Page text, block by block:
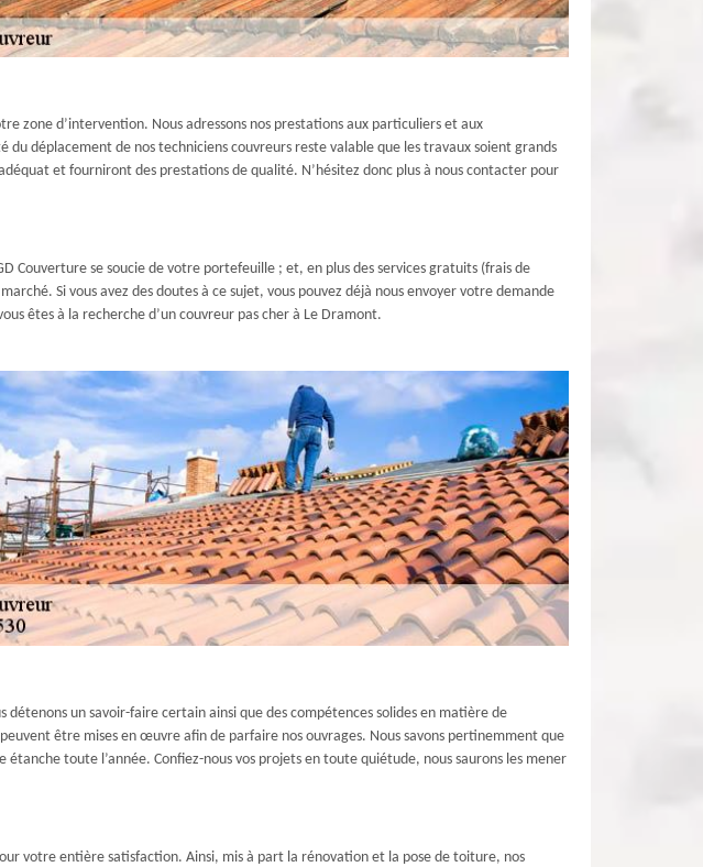
zone d’intervention. Nous adressons nos prestations aux particuliers et aux
déplacement de nos techniciens couvreurs reste valable que les travaux soient grands
et fourniront des prestations de qualité. N’hésitez donc plus à nous contacter pour
Couverture se soucie de votre portefeuille ; et, en plus des services gratuits (frais de
Si vous avez des doutes à ce sujet, vous pouvez déjà nous envoyer votre demande
êtes à la recherche d’un couvreur pas cher à Le Dramont.
un savoir-faire certain ainsi que des compétences solides en matière de
être mises en œuvre afin de parfaire nos ouvrages. Nous savons pertinemment que
toute l’année. Confiez-nous vos projets en toute quiétude, nous saurons les mener
votre entière satisfaction. Ainsi, mis à part la rénovation et la pose de toiture, nos